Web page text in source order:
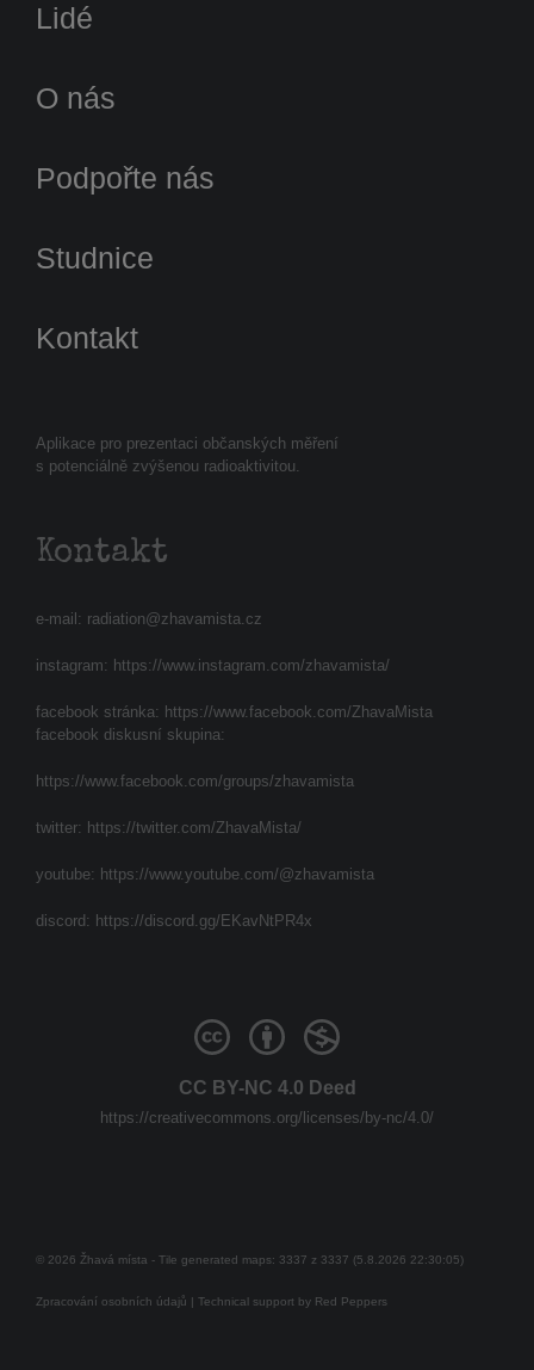
Aplikace pro prezentaci občanských měření
s potenciálně zvýšenou radioaktivitou.
Kontakt
e-mail: radiation@zhavamista.cz
instagram: https://www.instagram.com/zhavamista/
facebook stránka: https://www.facebook.com/ZhavaMista
facebook diskusní skupina:
https://www.facebook.com/groups/zhavamista
twitter: https://twitter.com/ZhavaMista/
youtube: https://www.youtube.com/@zhavamista
discord: https://discord.gg/EKavNtPR4x
Lidé
O nás
Podpořte nás
Studnice
Kontakt
CC BY-NC 4.0 Deed
https://creativecommons.org/licenses/by-nc/4.0/
© 2026 Žhavá místa - Tile generated maps: 3337 z 3337 (5.8.2026 22:30:05)
Zpracování osobních údajů | Technical support by Red Peppers